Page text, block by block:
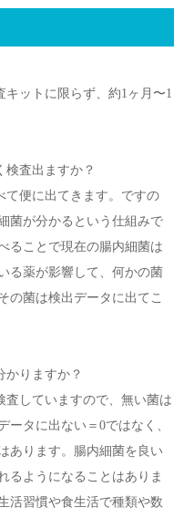
ットに限らず、約1ヶ月〜1
検査出ますか？
て便に出てきます。ですの
菌が分かるという仕組みで
ることで現在の腸内細菌は
る薬が影響して、何かの菌
の菌は検出データに出てこ
かりますか？
していますので、無い菌は
ータに出ない＝0ではなく、
あります。腸内細菌を良い
るようになることはありま
活習慣や食生活で種類や数